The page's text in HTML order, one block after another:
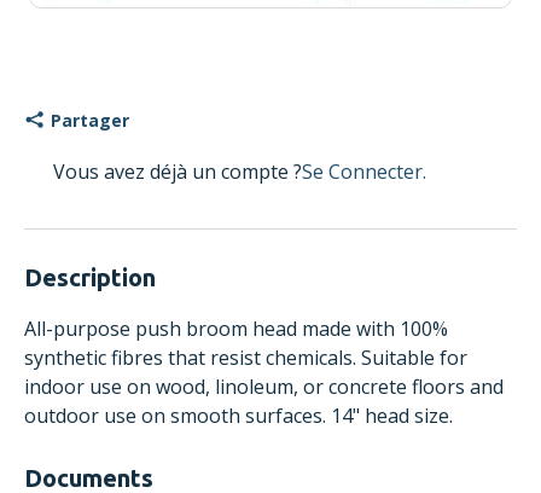
Partager
Vous avez déjà un compte ?Se Connecter.
Description
All-purpose push broom head made with 100%
synthetic fibres that resist chemicals. Suitable for
indoor use on wood, linoleum, or concrete floors and
outdoor use on smooth surfaces. 14" head size.
Documents